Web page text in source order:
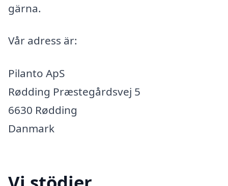
gärna.
Vår adress är:
Pilanto ApS
Rødding Præstegårdsvej 5
6630 Rødding
Danmark